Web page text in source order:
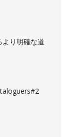
り明確な道